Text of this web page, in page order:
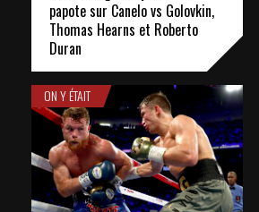
papote sur Canelo vs Golovkin,
Thomas Hearns et Roberto
Duran
ON Y ÉTAIT